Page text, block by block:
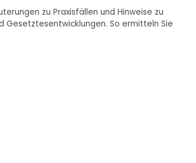
zu Praxisfällen und Hinweise zu
Gesetztesentwicklungen. So ermitteln Sie